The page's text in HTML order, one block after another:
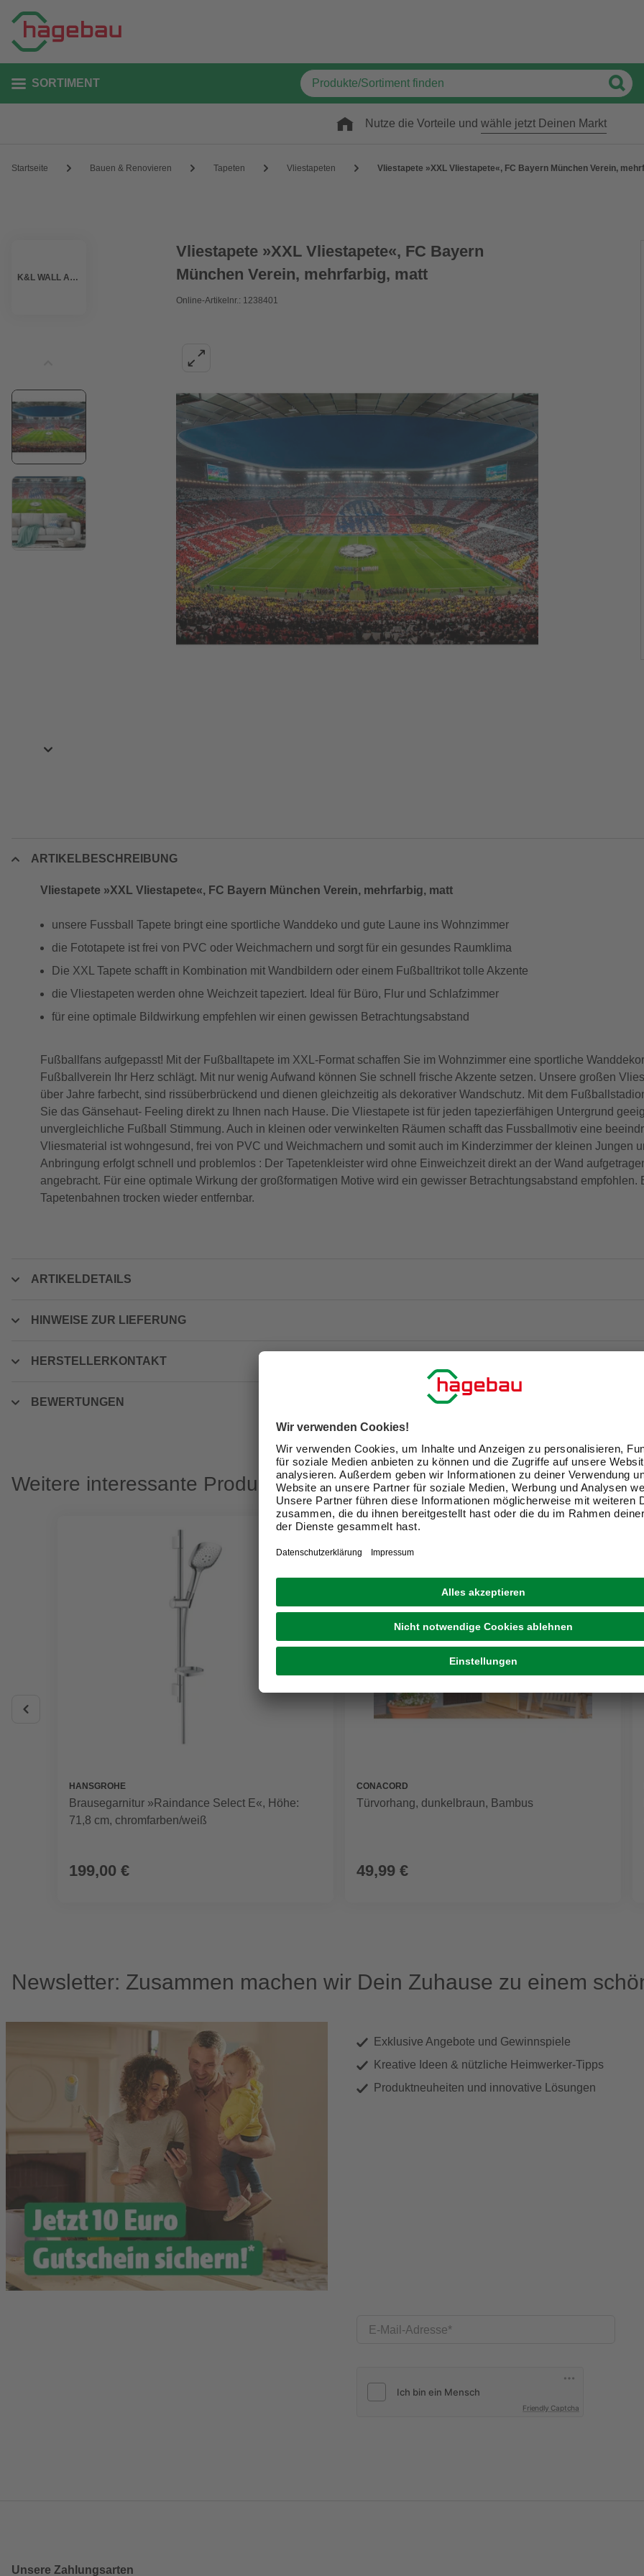
SORTIMENT
Nutze die Vorteile und wähle jetzt Deinen Markt
Startseite Bauen & Renovieren Tapeten Vliestapeten Vliestapete »XXL Vliestapete«, FC Bayern München Verein,
K&L WALL ART
Vliestapete »XXL Vliestapete«, FC Bayern
München Verein, mehrfarbig, matt
Online-Artikelnr.: 1238401
ARTIKELBESCHREIBUNG
Vliestapete »XXL Vliestapete«, FC Bayern München Verein, mehrfarbig, matt
unsere Fussball Tapete bringt eine sportliche Wanddeko und gute Laune ins Wohnzimmer
die Fototapete ist frei von PVC oder Weichmachern und sorgt für ein gesundes Raumklima
Die XXL Tapete schafft in Kombination mit Wandbildern oder einem Fußballtrikot tolle Akzente
die Vliestapeten werden ohne Weichzeit tapeziert. Ideal für Büro, Flur und Schlafzimmer
für eine optimale Bildwirkung empfehlen wir einen gewissen Betrachtungsabstand
Fußballfans aufgepasst! Mit der Fußballtapete im XXL-Format schaffen Sie im Wohnzimmer eine sportliche
Fußballverein Ihr Herz schlägt. Mit nur wenig Aufwand können Sie schnell frische Akzente setzen. Unsere großen
über Jahre farbecht, sind rissüberbrückend und dienen gleichzeitig als dekorativer Wandschutz. Mit dem
Sie das Gänsehaut- Feeling direkt zu Ihnen nach Hause. Die Vliestapete ist für jeden tapezierfähigen Untergrund
unvergleichliche Fußball Stimmung. Auch in kleinen oder verwinkelten Räumen schafft das Fussballmotiv eine
Vliesmaterial ist wohngesund, frei von PVC und Weichmachern und somit auch im Kinderzimmer der kleinen Jungen
Anbringung erfolgt schnell und problemlos : Der Tapetenkleister wird ohne Einweichzeit direkt an der Wand
angebracht. Für eine optimale Wirkung der großformatigen Motive wird ein gewisser Betrachtungsabstand empfohlen.
Tapetenbahnen trocken wieder entfernbar.
ARTIKELDETAILS
HINWEISE ZUR LIEFERUNG
HERSTELLERKONTAKT
BEWERTUNGEN
Weitere interessante Produkte
HANSGROHE
Brausegarnitur »Raindance Select E«, Höhe:
71,8 cm, chromfarben/weiß
199,00 €
CONACORD
Türvorhang, dunkelbraun, Bambus
49,99 €
Newsletter: Zusammen machen wir Dein Zuhause zu einem
Exklusive Angebote und Gewinnspiele
Kreative Ideen & nützliche Heimwerker-Tipps
Produktneuheiten und innovative Lösungen
E-Mail-Adresse
Friendly Captcha
Unsere Zahlungsarten